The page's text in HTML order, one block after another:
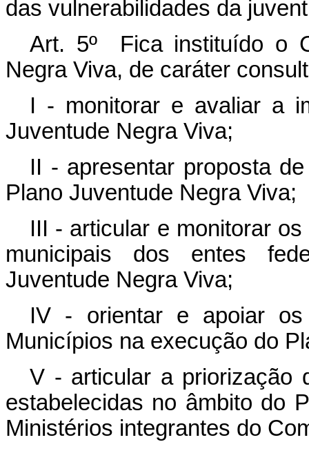
das vulnerabilidades da
Art. 5º Fica instituído o
Negra Viva, de caráter
I - monitorar e avaliar a
Juventude Negra Viva;
II - apresentar proposta
Plano Juventude Negra Viva;
III - articular e monitorar
municipais dos entes
Juventude Negra Viva;
IV - orientar e apoiar
Municípios na execução do
V - articular a priorização
estabelecidas no âmbito do
Ministérios integrantes do